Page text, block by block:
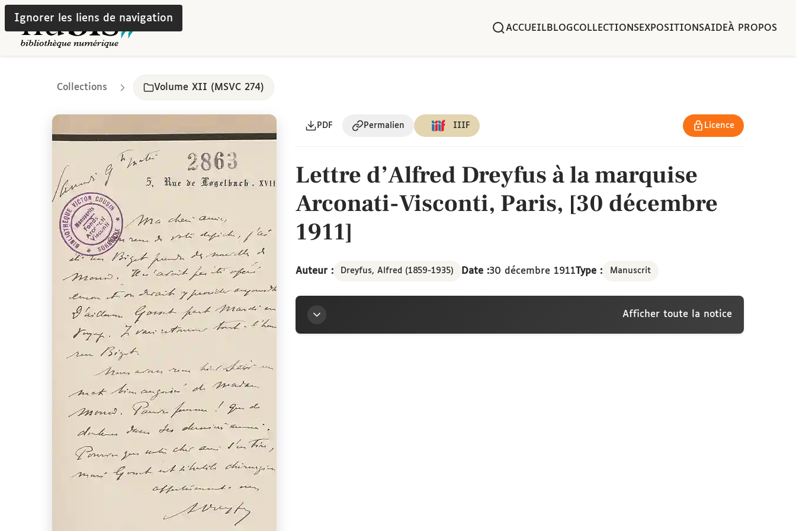
Ignorer les liens de navigation
ACCUEIL BLOGCOLLECTIONSEXPOSITIONSAIDEÀ PROPOS
Collections Volume XII (MSVC 274)
PDF Permalien IIIF Licence
Lettre d’Alfred Dreyfus à la marquise
Arconati-Visconti, Paris, [30 décembre
1911]
Auteur : Dreyfus, Alfred (1859-1935) Date :30 décembre 1911Type : Manuscrit
Afficher toute la notice